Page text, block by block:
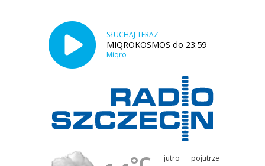
SŁUCHAJ TERAZ
MIQROKOSMOS do 23:59
Miqro
jutro pojutrze